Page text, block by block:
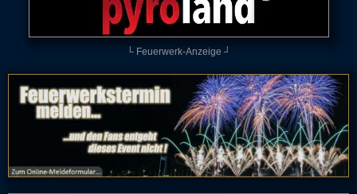
└ Feuerwerk-Anzeige ┘